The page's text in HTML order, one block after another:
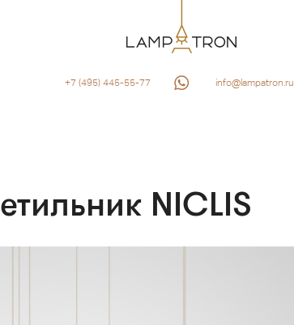
+7 (495) 445-55-77 info@lampatron.ru
NICLIS